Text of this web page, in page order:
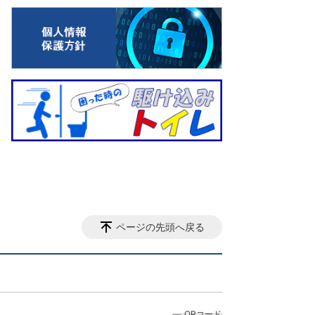
ページの先頭へ戻る